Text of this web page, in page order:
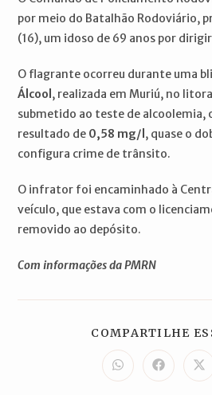
por meio do Batalhão Rodoviário,
(16), um idoso de 69 anos por
O flagrante ocorreu durante uma
Álcool , realizada em Muriú, no
submetido ao teste de alcoolemia,
resultado de 0,58 mg/l , quase o
configura crime de trânsito.
O infrator foi encaminhado à
veículo, que estava com o
removido ao depósito.
Com informações da PMRN
COMPARTILHE
Abre
em
Abre
em em